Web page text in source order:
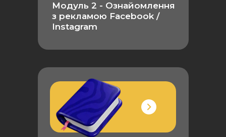
Модуль 2 - Ознайомлення
з рекламою Facebook /
Instagram